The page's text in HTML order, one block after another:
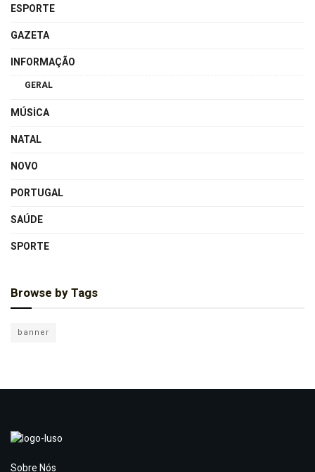
ESPORTE
GAZETA
INFORMAÇÃO
GERAL
MÚSICA
NATAL
NOVO
PORTUGAL
SAÚDE
SPORTE
Browse by Tags
banner
Sobre Nós